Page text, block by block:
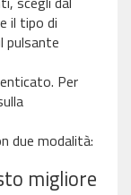
il tipo di
pulsante
Per
due modalità:
migliore